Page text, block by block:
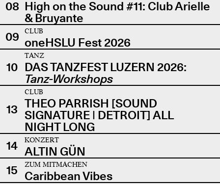
08 High on the Sound #11: Club Arielle
& Bruyante
09
CLUB
oneHSLU Fest 2026
10
TANZ
DAS TANZFEST LUZERN 2026:
Tanz-Workshops
13
CLUB
THEO PARRISH [SOUND
SIGNATURE | DETROIT] ALL
NIGHT LONG
14
KONZERT
ALTIN GÜN
15
ZUM MITMACHEN
Caribbean Vibes